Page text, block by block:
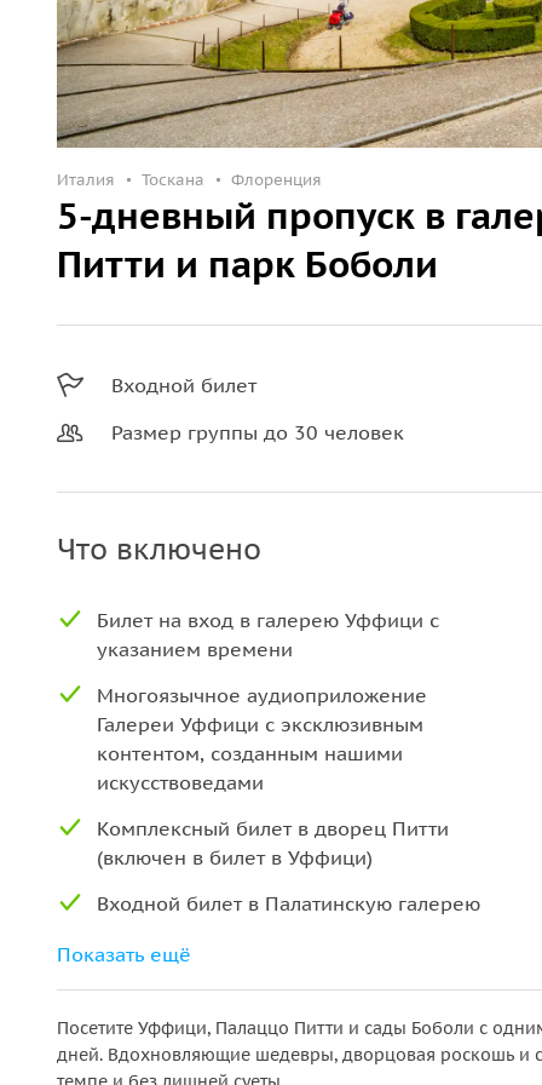
Италия Тоскана Флоренция
5-дневный пропуск в
Питти и парк Боболи
Входной билет
Размер группы до 30 человек
Что включено
Билет на вход в галерею Уффици с
указанием времени
Многоязычное аудиоприложение
Галереи Уффици с эксклюзивным
контентом, созданным нашими
искусствоведами
Комплексный билет в дворец Питти
(включен в билет в Уффици)
Входной билет в Палатинскую галерею
Входной билет в Музей костюма и моды
Показать ещё
Посетите Уффици, Палаццо Питти и сады Боболи с
дней. Вдохновляющие шедевры, дворцовая роскошь и